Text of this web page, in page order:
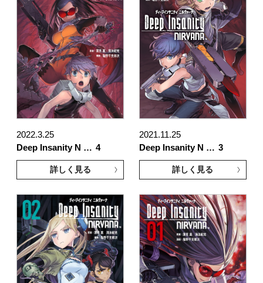
2022.3.25
Deep Insanity N … 4
詳しく見る
2021.11.25
Deep Insanity N … 3
詳しく見る